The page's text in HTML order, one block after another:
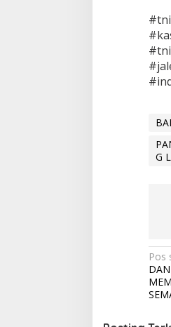
G
N
a
v
i
Pos